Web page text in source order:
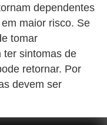
dependentes
maior risco. Se
tomar
ter sintomas de
retornar. Por
devem ser